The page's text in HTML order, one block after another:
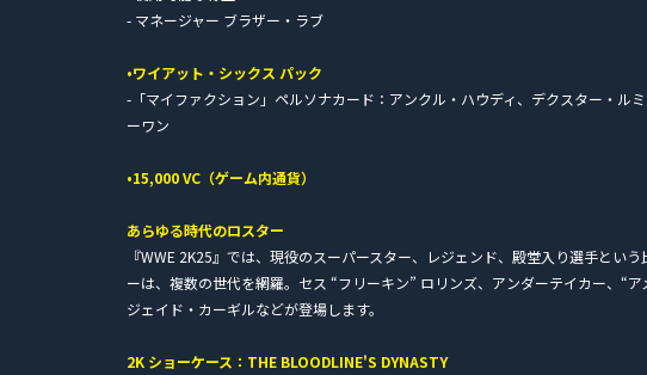
- マネージャー ブラザー・ラブ
•ワイアット・シックス パック
-「マイファクション」ペルソナカード：アンクル・ハウディ、デクスター・ル
ーワン
•15,000 VC（ゲーム内通貨）
あらゆる時代のロスター
『WWE 2K25』では、現役のスーパースター、レジェンド、殿堂入り選手とい
ーは、複数の世代を網羅。セス “フリーキン” ロリンズ、アンダーテイカー、“
ジェイド・カーギルなどが登場します。
2K ショーケース：THE BLOODLINE'S DYNASTY